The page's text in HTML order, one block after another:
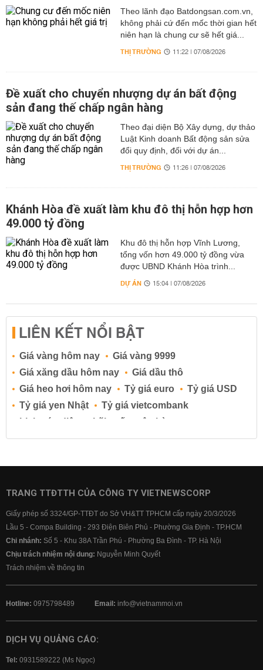
Theo lãnh đạo Batdongsan.com.vn,
không phải cứ đến mốc thời gian hết
niên hạn là chung cư sẽ hết giá...
THỊ TRƯỜNG 11:22 | 07/08/2026
Đề xuất cho chuyển nhượng dự án bất động
sản đang thế chấp ngân hàng
Theo đại diện Bộ Xây dựng, dự thảo
Luật Kinh doanh Bất động sản sửa
đổi quy định, đối với dự án...
THỊ TRƯỜNG 11:26 | 07/08/2026
Khánh Hòa đề xuất làm khu đô thị hỗn hợp hơn
49.000 tỷ đồng
Khu đô thị hỗn hợp Vĩnh Lương,
tổng vốn hơn 49.000 tỷ đồng vừa
được UBND Khánh Hòa trình...
DỰ ÁN 15:04 | 07/08/2026
LIÊN KẾT NỔI BẬT
Giá vàng hôm nay
Giá vàng 9999
Giá xăng dầu hôm nay
Giá dầu thô
Giá heo hơi hôm nay
Tỷ giá euro
Tỷ giá USD
Tỷ giá yen Nhật
Tỷ giá vietcombank
Lịch cúp điện
Lãi suất ngân hàng
Lãi suất tiết kiệm
Lãi suất tiền gửi
Lãi suất ngân hàng BIDV
Lãi suất ngân hàng Vietcombank
TRANG TTĐTTH CỦA CÔNG TY VIETNEWSCORP
Giấy phép số 3324/GP-TTĐT do Sở VH&TT TPHCM cấp ngày 20/3/2026
Lầu 5 - Compa Building - 293 Điện Biên Phủ - Phường Gia Định - TP.HCM
Chi nhánh: Số 5 - Khu 38A Trần Phú - Phường Ba Đình - TP. Hà Nội
Chịu trách nhiệm nội dung: Nguyễn Minh Quyết
Trách nhiệm về thông tin
Hotline: 0975798489 Email: info@vietnammoi.vn
DỊCH VỤ QUẢNG CÁO:
Tel: 0931589222 (Ms Ngọc)